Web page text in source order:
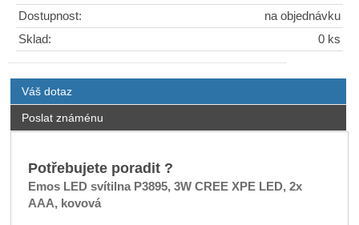
Dostupnost:
na objednávku
Sklad:
0 ks
Váš dotaz
Poslat známénu
Potřebujete poradit ?
Emos LED svítilna P3895, 3W CREE XPE LED, 2x
AAA, kovová